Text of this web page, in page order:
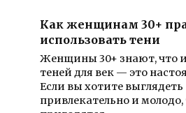
Как женщинам 30+
использовать тени
Женщины 30+ знают, что
теней для век — это
Если вы хотите выглядеть
привлекательно и молодо,